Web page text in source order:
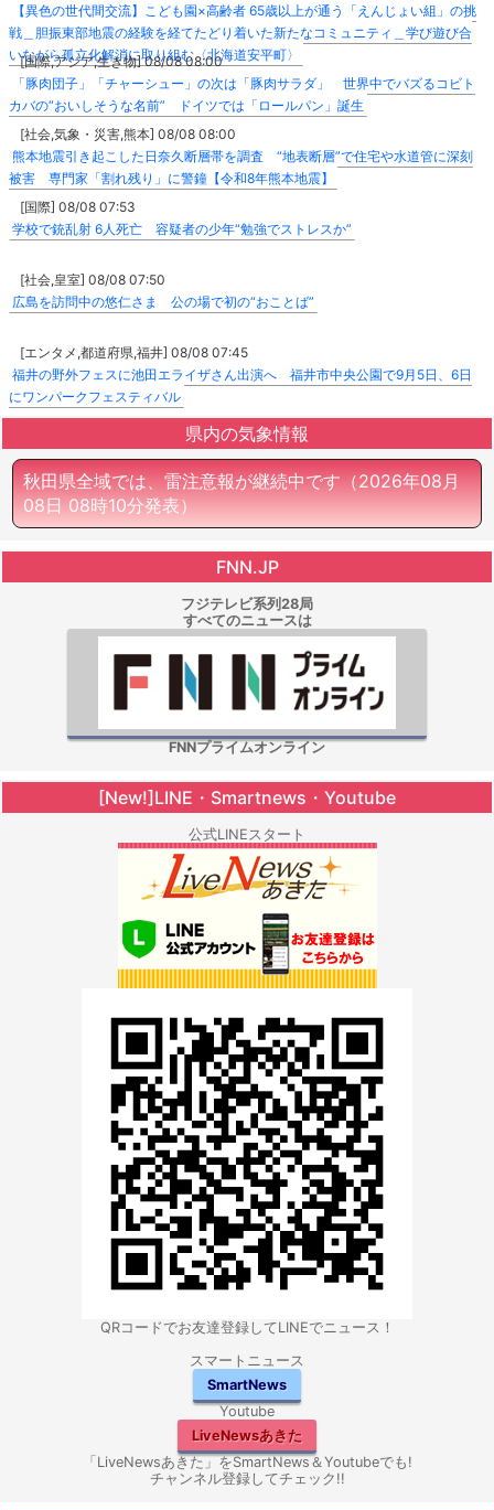
【異色の世代間交流】こども園×高齢者 65歳以上が通う「えんじょい組」の挑
戦＿胆振東部地震の経験を経てたどり着いた新たなコミュニティ＿学び遊び合
いながら孤立化解消に取り組む〈北海道安平町〉
[国際,アジア,生き物] 08/08 08:00
「豚肉団子」「チャーシュー」の次は「豚肉サラダ」 世界中でバズるコビト
カバの“おいしそうな名前” ドイツでは「ロールパン」誕生
[社会,気象・災害,熊本] 08/08 08:00
熊本地震引き起こした日奈久断層帯を調査 “地表断層”で住宅や水道管に深刻
被害 専門家「割れ残り」に警鐘【令和8年熊本地震】
[国際] 08/08 07:53
学校で銃乱射 6人死亡 容疑者の少年“勉強でストレスか”
[社会,皇室] 08/08 07:50
広島を訪問中の悠仁さま 公の場で初の“おことば”
[エンタメ,都道府県,福井] 08/08 07:45
福井の野外フェスに池田エライザさん出演へ 福井市中央公園で9月5日、6日
にワンパークフェスティバル
県内の気象情報
秋田県全域では、雷注意報が継続中です（2026年08月
08日 08時10分発表）
FNN.JP
フジテレビ系列28局
すべてのニュースは
FNNプライムオンライン
[New!]LINE・Smartnews・Youtube
公式LINEスタート
QRコードでお友達登録してLINEでニュース！
スマートニュース
SmartNews
Youtube
LiveNewsあきた
「LiveNewsあきた」をSmartNews＆Youtubeでも!
チャンネル登録してチェック!!